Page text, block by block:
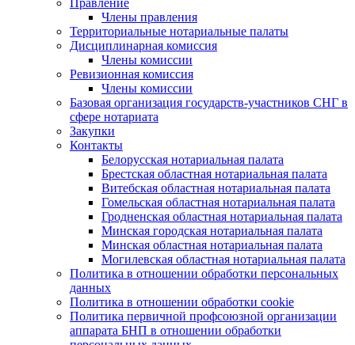
Правление
Члены правления
Территориальные нотариальные палаты
Дисциплинарная комиссия
Члены комиссии
Ревизионная комиссия
Члены комиссии
Базовая организация государств-участников СНГ в
сфере нотариата
Закупки
Контакты
Белорусская нотариальная палата
Брестская областная нотариальная палата
Витебская областная нотариальная палата
Гомельская областная нотариальная палата
Гродненская областная нотариальная палата
Минская городская нотариальная палата
Минская областная нотариальная палата
Могилевская областная нотариальная палата
Политика в отношении обработки персональных
данных
Политика в отношении обработки cookie
Политика первичной профсоюзной организации
аппарата БНП в отношении обработки